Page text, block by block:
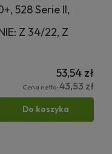
528 Serie II,
Z 34/22, Z
53,54 zł
Cena netto: 43,53 zł
Do koszyka